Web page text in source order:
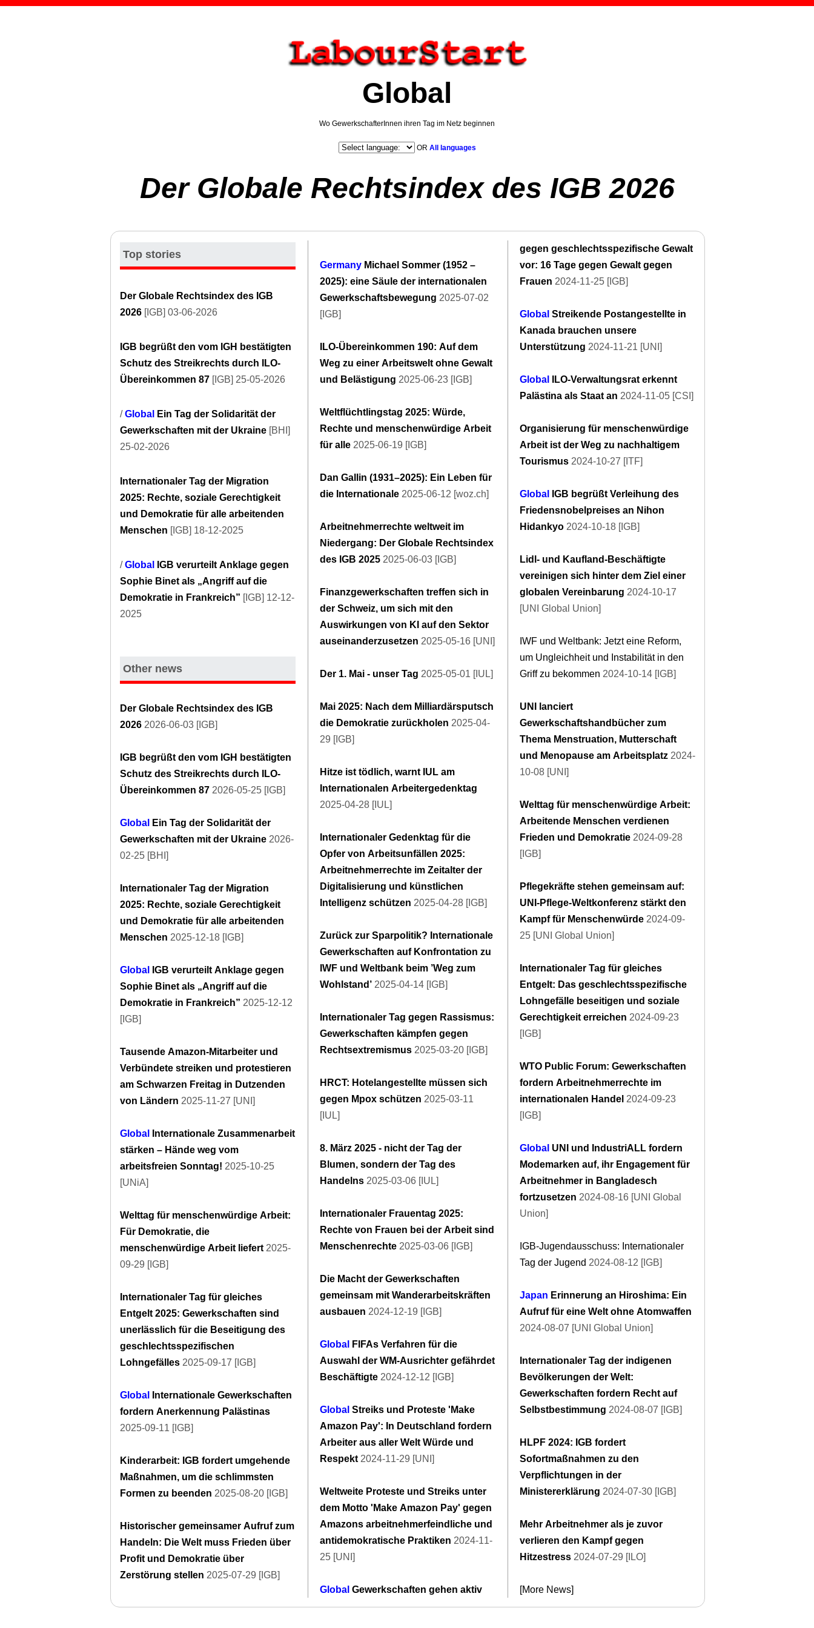
Global
Wo GewerkschafterInnen ihren Tag im Netz beginnen
OR All languages
Der Globale Rechtsindex des IGB 2026
Top stories
Der Globale Rechtsindex des IGB
2026 [IGB] 03-06-2026
IGB begrüßt den vom IGH bestätigten
Schutz des Streikrechts durch ILO-
Übereinkommen 87 [IGB] 25-05-2026
/Global
Ein Tag der Solidarität der
Gewerkschaften mit der Ukraine [BHI]
25-02-2026
Internationaler Tag der Migration
2025: Rechte, soziale Gerechtigkeit
und Demokratie für alle arbeitenden
Menschen [IGB] 18-12-2025
/Global
IGB verurteilt Anklage gegen
Sophie Binet als „Angriff auf die
Demokratie in Frankreich” [IGB] 12-12-
2025
Other news
Der Globale Rechtsindex des IGB
2026 2026-06-03 [IGB]
IGB begrüßt den vom IGH bestätigten
Schutz des Streikrechts durch ILO-
Übereinkommen 87 2026-05-25 [IGB]
Global
Ein Tag der Solidarität der
Gewerkschaften mit der Ukraine 2026-
02-25 [BHI]
Internationaler Tag der Migration
2025: Rechte, soziale Gerechtigkeit
und Demokratie für alle arbeitenden
Menschen 2025-12-18 [IGB]
Global
IGB verurteilt Anklage gegen
Sophie Binet als „Angriff auf die
Demokratie in Frankreich” 2025-12-12
[IGB]
Tausende Amazon-Mitarbeiter und
Verbündete streiken und protestieren
am Schwarzen Freitag in Dutzenden
von Ländern 2025-11-27 [UNI]
Global
Internationale Zusammenarbeit
stärken – Hände weg vom
arbeitsfreien Sonntag! 2025-10-25
[UNiA]
Welttag für menschenwürdige Arbeit:
Für Demokratie, die
menschenwürdige Arbeit liefert 2025-
09-29 [IGB]
Internationaler Tag für gleiches
Entgelt 2025: Gewerkschaften sind
unerlässlich für die Beseitigung des
geschlechtsspezifischen
Lohngefälles 2025-09-17 [IGB]
Global
Internationale Gewerkschaften
fordern Anerkennung Palästinas
2025-09-11 [IGB]
Kinderarbeit: IGB fordert umgehende
Maßnahmen, um die schlimmsten
Formen zu beenden 2025-08-20 [IGB]
Historischer gemeinsamer Aufruf zum
Handeln: Die Welt muss Frieden über
Profit und Demokratie über
Zerstörung stellen 2025-07-29 [IGB]
Germany Michael Sommer (1952 –
2025): eine Säule der internationalen
Gewerkschaftsbewegung 2025-07-02
[IGB]
ILO-Übereinkommen 190: Auf dem
Weg zu einer Arbeitswelt ohne Gewalt
und Belästigung 2025-06-23 [IGB]
Weltflüchtlingstag 2025: Würde,
Rechte und menschenwürdige Arbeit
für alle 2025-06-19 [IGB]
Dan Gallin (1931–2025): Ein Leben für
die Internationale 2025-06-12 [woz.ch]
Arbeitnehmerrechte weltweit im
Niedergang: Der Globale Rechtsindex
des IGB 2025 2025-06-03 [IGB]
Finanzgewerkschaften treffen sich in
der Schweiz, um sich mit den
Auswirkungen von KI auf den Sektor
auseinanderzusetzen 2025-05-16 [UNI]
Der 1. Mai - unser Tag 2025-05-01 [IUL]
Mai 2025: Nach dem Milliardärsputsch
die Demokratie zurückholen 2025-04-
29 [IGB]
Hitze ist tödlich, warnt IUL am
Internationalen Arbeitergedenktag
2025-04-28 [IUL]
Internationaler Gedenktag für die
Opfer von Arbeitsunfällen 2025:
Arbeitnehmerrechte im Zeitalter der
Digitalisierung und künstlichen
Intelligenz schützen 2025-04-28 [IGB]
Zurück zur Sparpolitik? Internationale
Gewerkschaften auf Konfrontation zu
IWF und Weltbank beim ’Weg zum
Wohlstand’ 2025-04-14 [IGB]
Internationaler Tag gegen Rassismus:
Gewerkschaften kämpfen gegen
Rechtsextremismus 2025-03-20 [IGB]
HRCT: Hotelangestellte müssen sich
gegen Mpox schützen 2025-03-11
[IUL]
8. März 2025 - nicht der Tag der
Blumen, sondern der Tag des
Handelns 2025-03-06 [IUL]
Internationaler Frauentag 2025:
Rechte von Frauen bei der Arbeit sind
Menschenrechte 2025-03-06 [IGB]
Die Macht der Gewerkschaften
gemeinsam mit Wanderarbeitskräften
ausbauen 2024-12-19 [IGB]
Global
FIFAs Verfahren für die
Auswahl der WM-Ausrichter gefährdet
Beschäftigte 2024-12-12 [IGB]
Global Streiks und Proteste 'Make
Amazon Pay': In Deutschland fordern
Arbeiter aus aller Welt Würde und
Respekt 2024-11-29 [UNI]
Weltweite Proteste und Streiks unter
dem Motto 'Make Amazon Pay' gegen
Amazons arbeitnehmerfeindliche und
antidemokratische Praktiken 2024-11-
25 [UNI]
Global Gewerkschaften gehen aktiv
gegen geschlechtsspezifische Gewalt
vor: 16 Tage gegen Gewalt gegen
Frauen 2024-11-25 [IGB]
Global Streikende Postangestellte in
Kanada brauchen unsere
Unterstützung 2024-11-21 [UNI]
Global
ILO-Verwaltungsrat erkennt
Palästina als Staat an 2024-11-05 [CSI]
Organisierung für menschenwürdige
Arbeit ist der Weg zu nachhaltigem
Tourismus 2024-10-27 [ITF]
Global
IGB begrüßt Verleihung des
Friedensnobelpreises an Nihon
Hidankyo 2024-10-18 [IGB]
Lidl- und Kaufland-Beschäftigte
vereinigen sich hinter dem Ziel einer
globalen Vereinbarung 2024-10-17
[UNI Global Union]
IWF und Weltbank: Jetzt eine Reform,
um Ungleichheit und Instabilität in den
Griff zu bekommen 2024-10-14 [IGB]
UNI lanciert
Gewerkschaftshandbücher zum
Thema Menstruation, Mutterschaft
und Menopause am Arbeitsplatz 2024-
10-08 [UNI]
Welttag für menschenwürdige Arbeit:
Arbeitende Menschen verdienen
Frieden und Demokratie 2024-09-28
[IGB]
Pflegekräfte stehen gemeinsam auf:
UNI-Pflege-Weltkonferenz stärkt den
Kampf für Menschenwürde 2024-09-
25 [UNI Global Union]
Internationaler Tag für gleiches
Entgelt: Das geschlechtsspezifische
Lohngefälle beseitigen und soziale
Gerechtigkeit erreichen 2024-09-23
[IGB]
WTO Public Forum: Gewerkschaften
fordern Arbeitnehmerrechte im
internationalen Handel 2024-09-23
[IGB]
Global UNI und IndustriALL fordern
Modemarken auf, ihr Engagement für
Arbeitnehmer in Bangladesch
fortzusetzen 2024-08-16 [UNI Global
Union]
IGB-Jugendausschuss: Internationaler
Tag der Jugend 2024-08-12 [IGB]
Japan Erinnerung an Hiroshima: Ein
Aufruf für eine Welt ohne Atomwaffen
2024-08-07 [UNI Global Union]
Internationaler Tag der indigenen
Bevölkerungen der Welt:
Gewerkschaften fordern Recht auf
Selbstbestimmung 2024-08-07 [IGB]
HLPF 2024: IGB fordert
Sofortmaßnahmen zu den
Verpflichtungen in der
Ministererklärung 2024-07-30 [IGB]
Mehr Arbeitnehmer als je zuvor
verlieren den Kampf gegen
Hitzestress 2024-07-29 [ILO]
[More News]